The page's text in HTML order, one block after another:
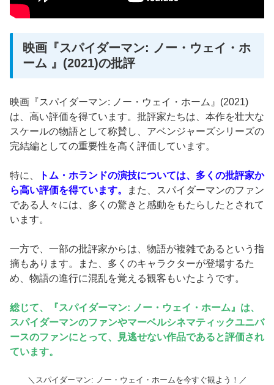
映画『スパイダーマン: ノー・ウェイ・ホ
ーム 』(2021)の批評
映画『スパイダーマン: ノー・ウェイ・ホーム』(2021)
は、高い評価を得ています。批評家たちは、本作を壮大な
スケールの物語として称賛し、アベンジャーズシリーズの
完結編としての重要性を高く評価しています。
特に、
トム・ホランドの演技については、多くの批評家か
ら高い評価を得ています。
また、スパイダーマンのファン
である人々には、多くの驚きと感動をもたらしたとされて
います。
一方で、一部の批評家からは、物語が複雑であるという指
摘もあります。また、多くのキャラクターが登場するた
め、物語の進行に混乱を覚える観客もいたようです。
総じて、『スパイダーマン: ノー・ウェイ・ホーム』は、
スパイダーマンのファンやマーベルシネマティックユニバ
ースのファンにとって、見逃せない作品であると評価され
ています。
＼スパイダーマン: ノー・ウェイ・ホームを今すぐ観よう！／